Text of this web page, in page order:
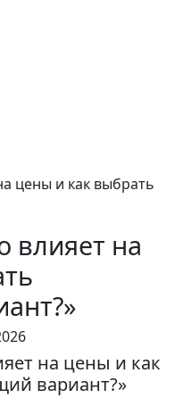
цены и как выбрать
влияет на
на цены и как
вариант?»